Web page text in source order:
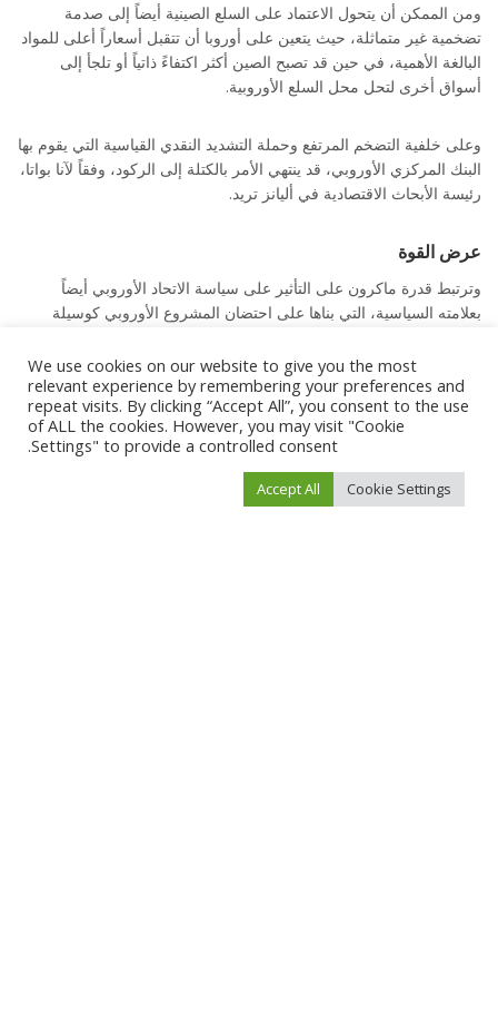
ومن الممكن أن يتحول الاعتماد على السلع الصينية أيضاً إلى صدمة
تضخمية غير متماثلة، حيث يتعين على أوروبا أن تتقبل أسعاراً أعلى للمواد
البالغة الأهمية، في حين قد تصبح الصين أكثر اكتفاءً ذاتياً أو تلجأ إلى
أسواق أخرى لتحل محل السلع الأوروبية.
وعلى خلفية التضخم المرتفع وحملة التشديد النقدي القياسية التي يقوم بها
البنك المركزي الأوروبي، قد ينتهي الأمر بالكتلة إلى الركود، وفقاً لآنا بواتا،
رئيسة الأبحاث الاقتصادية في أليانز تريد.
عرض القوة
وترتبط قدرة ماكرون على التأثير على سياسة الاتحاد الأوروبي أيضاً
بعلامته السياسية، التي بناها على احتضان المشروع الأوروبي كوسيلة
يونيو من العام المقبل، سوف تواجه هذه الرؤية اختبار إجهاد آخر ضد حزب
مارين لوبان القومي الذي يؤمن بفرنسا أولا.
وفي الجدل حول ما إذا كان ينبغي المخاطرة بحرب تجارية مع الصين، قال
أحد كبار المسؤولين الفرنسيين إن الناخبين يهتمون باستعراض القوة أكثر
من اهتمامهم بمصالح الشركات التي يمكن أن تتعرض للانتقام.
We use cookies on our website to give you the most
relevant experience by remembering your preferences and
repeat visits. By clicking “Accept All”, you consent to the use
of ALL the cookies. However, you may visit "Cookie
Settings" to provide a controlled consent.
Cookie Settings
Accept All